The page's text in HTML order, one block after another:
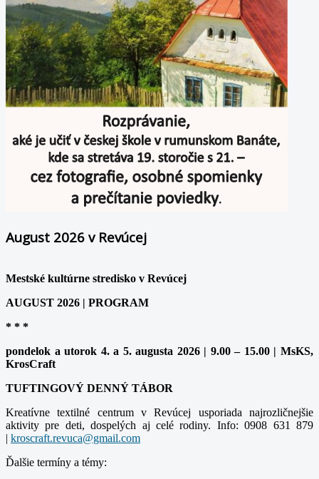
August 2026 v Revúcej
Mestské kultúrne stredisko v Revúcej
AUGUST 2026 | PROGRAM
* * *
pondelok a utorok 4. a 5. augusta 2026 | 9.00 – 15.00 | MsKS,
KrosCraft
TUFTINGOVÝ DENNÝ TÁBOR
Kreatívne textilné centrum v Revúcej usporiada najrozličnejšie
aktivity pre deti, dospelých aj celé rodiny. Info: 0908 631 879
|
Ďalšie termíny a témy: